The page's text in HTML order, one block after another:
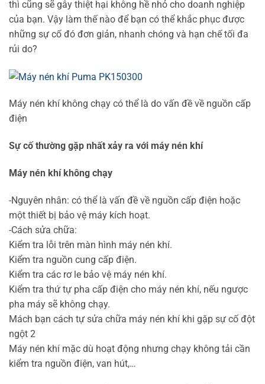
thì cũng sẽ gây thiệt hại không hề nhỏ cho doanh nghiệp
của bạn. Vậy làm thế nào để bạn có thể khắc phục được
những sự cố đó đơn giản, nhanh chóng và hạn chế tối đa
rủi do?
Máy nén khí không chạy có thể là do vấn đề về nguồn cấp
điện
Sự cố thường gặp nhất xảy ra với máy nén khí
Máy nén khí không chạy
-Nguyên nhân: có thể là vấn đề về nguồn cấp điện hoặc
một thiết bị bảo vệ máy kích hoạt.
-Cách sửa chữa:
Kiểm tra lỗi trên màn hình máy nén khí.
Kiểm tra nguồn cung cấp điện.
Kiểm tra các rơ le bảo vệ máy nén khí.
Kiểm tra thứ tự pha cấp điện cho máy nén khí, nếu ngược
pha máy sẽ không chạy.
Mách bạn cách tự sửa chữa máy nén khí khi gặp sự cố đột
ngột 2
Máy nén khí mặc dù hoạt động nhưng chạy không tải cần
kiểm tra nguồn điện, van hút,…